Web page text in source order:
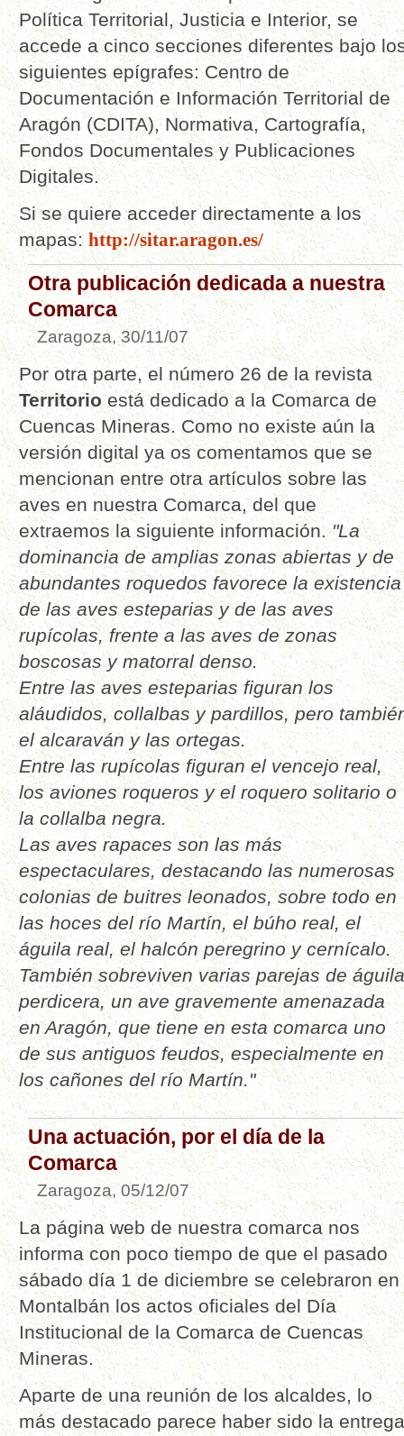
Política Territorial, Justicia e Interior, se
accede a cinco secciones diferentes bajo
siguientes epígrafes: Centro de
Documentación e Información Territorial de
Aragón (CDITA), Normativa, Cartografía,
Fondos Documentales y Publicaciones
Digitales.
Si se quiere acceder directamente a los
mapas: http://sitar.aragon.es/
Otra publicación dedicada a nuestra
Comarca
Zaragoza, 30/11/07
Por otra parte, el número 26 de la revista
Territorioestá dedicado a la Comarca de
Cuencas Mineras. Como no existe aún la
versión digital ya os comentamos que se
mencionan entre otra artículos sobre las
aves en nuestra Comarca, del que
extraemos la siguiente información."La
dominancia de amplias zonas abiertas y de
abundantes roquedos favorece la existencia
de las aves esteparias y de las aves
rupícolas, frente a las aves de zonas
boscosas y matorral denso.
Entre las aves esteparias figuran los
aláudidos, collalbas y pardillos, pero
el alcaraván y las ortegas.
Entre las rupícolas figuran el vencejo real,
los aviones roqueros y el roquero solitario o
la collalba negra.
Las aves rapaces son las más
espectaculares, destacando las numerosas
colonias de buitres leonados, sobre todo en
las hoces del río Martín, el búho real, el
águila real, el halcón peregrino y cernícalo.
También sobreviven varias parejas de águila
perdicera, un ave gravemente amenazada
en Aragón, que tiene en esta comarca uno
de sus antiguos feudos, especialmente en
los cañones del río Martín."
Una actuación, por el día de la
Comarca
Zaragoza, 05/12/07
La página web de nuestra comarca nos
informa con poco tiempo de que el pasado
sábado día 1 de diciembre se celebraron en
Montalbán los actos oficiales del Día
Institucional de la Comarca de Cuencas
Mineras.
Aparte de una reunión de los alcaldes, lo
más destacado parece haber sido la entrega